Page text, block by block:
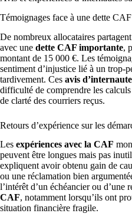
Témoignages face à une dette
De nombreux allocataires
avec une dette CAF importante,
montant de 15 000 €. Les
sentiment d’injustice lié à un trop-
tardivement. Ces avis
difficulté de comprendre les
de clarté des courriers reçus.
Retours d’expérience sur les
Les expériences avec la CAF
peuvent être longues mais pas
expliquent avoir obtenu gain de
ou une réclamation bien
l’intérêt d’un échéancier ou d’une
CAF, notamment lorsqu’ils ont
situation financière fragile.